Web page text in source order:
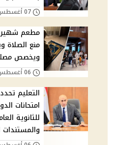
07 أغسطس, 2026 12:14 ص
مطعم شهير
منع الصلاة
ويخصص
06 أغسطس, 2026 11:51 م
التعليم
للثانوية
والمستندات